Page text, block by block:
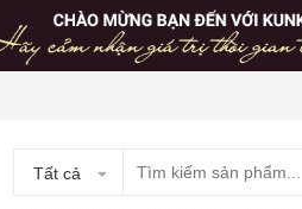
Tất cả